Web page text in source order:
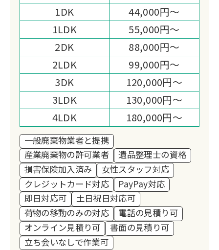
ただき、必要な方に使っていただけるよ
う仕組みを作っております。
また作業面でも高い評価ををいただいて
おります。
遺品整理士も2名在籍しており、男性ス
タッフでは難しい問題も女性スタッフが
責任をもって対応させていただきます。
遺品整理・お片付けすたーとらいんはお
客様の未来に繋がるお手伝いを全力でサ
ポートさせて頂きます。
1DK
44,000円～
1LDK
55,000円～
2DK
88,000円～
2LDK
99,000円～
3DK
120,000円～
3LDK
130,000円～
4LDK
180,000円～
一般廃棄物業者と提携
産業廃棄物の許可業者
遺品整理士の資格
損害保険加入済み
女性スタッフ対応
クレジットカード対応
PayPay対応
即日対応可
土日祝日対応可
荷物の移動のみの対応
電話の見積り可
オンライン見積り可
書面の見積り可
立ち会いなしで作業可